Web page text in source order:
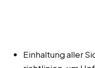
Einhaltung aller